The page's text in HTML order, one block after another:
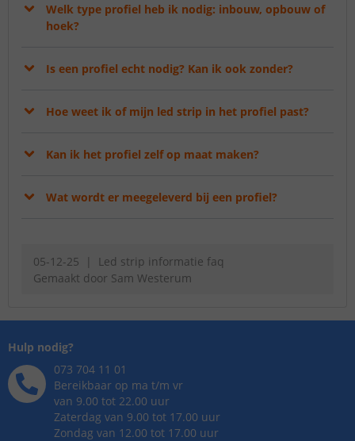
Welk type profiel heb ik nodig: inbouw, opbouw of
hoek?
Is een profiel echt nodig? Kan ik ook zonder?
Hoe weet ik of mijn led strip in het profiel past?
Kan ik het profiel zelf op maat maken?
Wat wordt er meegeleverd bij een profiel?
05-12-25
Led strip informatie faq
Gemaakt door Sam Westerum
Hulp nodig?
073 704 11 01
Bereikbaar op ma t/m vr
van 9.00 tot 22.00 uur
Zaterdag van 9.00 tot 17.00 uur
Zondag van 12.00 tot 17.00 uur